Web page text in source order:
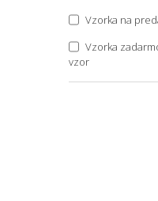
48x75
48x76
Vintage
Vzorka na
Vzorka
vzor